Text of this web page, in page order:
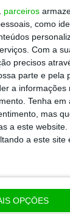
parceiros
como
Com a
precisos
parte e pela
a
Tenha em
mas
a este
a este site
OPÇÕES
em
nunca,